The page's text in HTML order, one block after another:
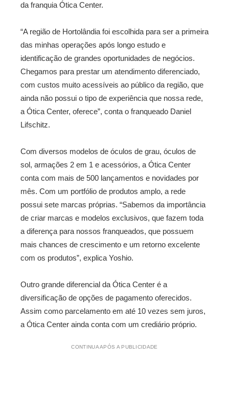
da franquia Ótica Center.
“A região de Hortolândia foi escolhida para ser a primeira
das minhas operações após longo estudo e
identificação de grandes oportunidades de negócios.
Chegamos para prestar um atendimento diferenciado,
com custos muito acessíveis ao público da região, que
ainda não possui o tipo de experiência que nossa rede,
a Ótica Center, oferece”, conta o franqueado Daniel
Lifschitz.
Com diversos modelos de óculos de grau, óculos de
sol, armações 2 em 1 e acessórios, a Ótica Center
conta com mais de 500 lançamentos e novidades por
mês. Com um portfólio de produtos amplo, a rede
possui sete marcas próprias. “Sabemos da importância
de criar marcas e modelos exclusivos, que fazem toda
a diferença para nossos franqueados, que possuem
mais chances de crescimento e um retorno excelente
com os produtos”, explica Yoshio.
Outro grande diferencial da Ótica Center é a
diversificação de opções de pagamento oferecidos.
Assim como parcelamento em até 10 vezes sem juros,
a Ótica Center ainda conta com um crediário próprio.
CONTINUA APÓS A PUBLICIDADE